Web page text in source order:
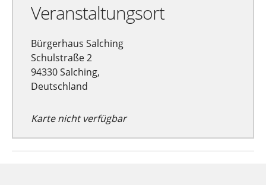
Veranstaltungsort
Bürgerhaus Salching
Schulstraße 2
94330 Salching,
Deutschland
Karte nicht verfügbar